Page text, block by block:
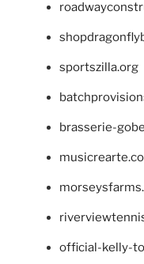
sportszilla.org
brasserie-
official-kelly-